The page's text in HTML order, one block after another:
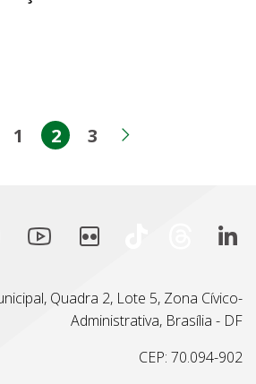
Página anterior
Página
1 Página
2 Página
3
Quadra 2, Lote 5, Zona Cívico-
Administrativa, Brasília - DF
CEP: 70.094-902